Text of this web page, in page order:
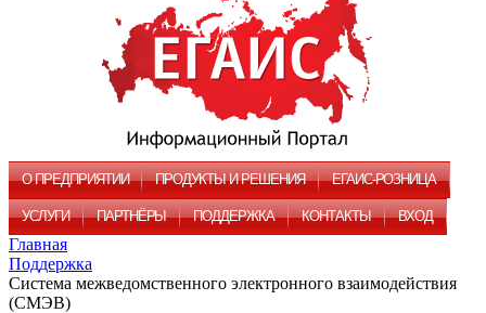
О ПРЕДПРИЯТИИ ПРОДУКТЫ И РЕШЕНИЯ ЕГАИС-РОЗНИЦА
УСЛУГИ ПАРТНЁРЫ ПОДДЕРЖКА КОНТАКТЫ ВХОД
Главная
Поддержка
Система межведомственного электронного взаимодействия
(СМЭВ)